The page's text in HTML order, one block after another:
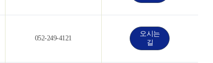
052-249-4121
오시는
길